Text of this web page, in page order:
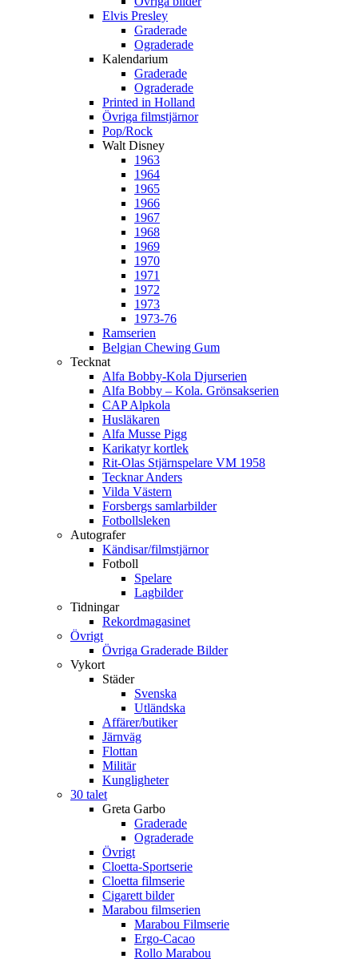
Elvis Presley
Graderade
Ograderade
Kalendarium
Graderade
Ograderade
Printed in Holland
Övriga filmstjärnor
Pop/Rock
Walt Disney
1963
1964
1965
1966
1967
1968
1969
1970
1971
1972
1973
1973-76
Ramserien
Belgian Chewing Gum
Tecknat
Alfa Bobby-Kola Djurserien
Alfa Bobby – Kola. Grönsakserien
CAP Alpkola
Husläkaren
Alfa Musse Pigg
Karikatyr kortlek
Rit-Olas Stjärnspelare VM 1958
Tecknar Anders
Vilda Västern
Forsbergs samlarbilder
Fotbollsleken
Autografer
Kändisar/filmstjärnor
Fotboll
Spelare
Lagbilder
Tidningar
Rekordmagasinet
Övrigt
Övriga Graderade Bilder
Vykort
Städer
Svenska
Utländska
Affärer/butiker
Järnväg
Flottan
Militär
Kungligheter
30 talet
Greta Garbo
Graderade
Ograderade
Övrigt
Cloetta-Sportserie
Cloetta filmserie
Cigarett bilder
Marabou filmserien
Marabou Filmserie
Ergo-Cacao
Rollo Marabou